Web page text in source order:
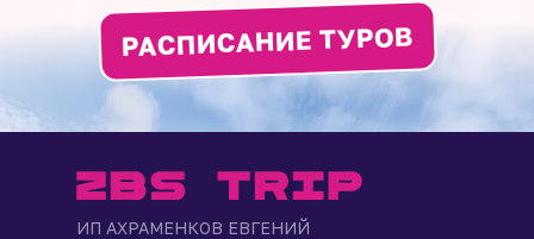
РАСПИСАНИЕ ТУРОВ
ИП АХРАМЕНКОВ ЕВГЕНИЙ